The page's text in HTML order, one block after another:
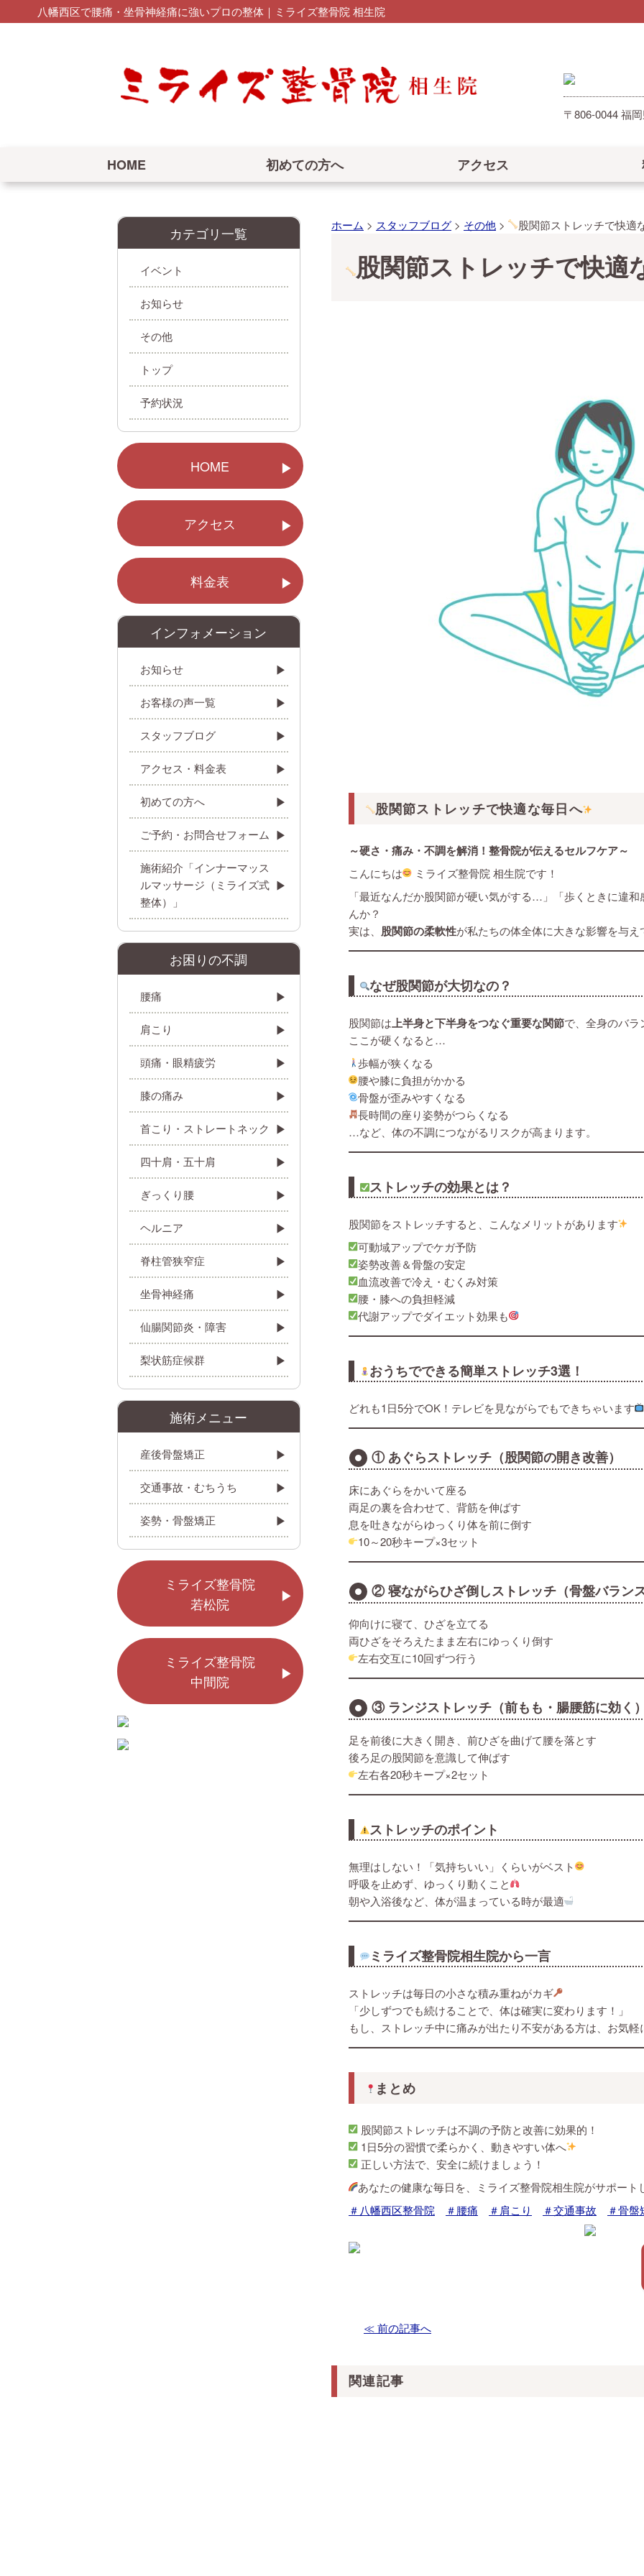
八幡西区で腰痛・坐骨神経痛に強いプロの整体｜ミライズ整骨院 相生院
〒806-0044 福
HOME 初めての方へ アクセス
ホーム > スタッフブログ > その他 > 股関節ストレッチで快適
股関節ストレッチで快適
股関節ストレッチで快適な毎日へ
～硬さ・痛み・不調を解消！整骨院が伝えるセルフケア～
こんにちは
ミライズ整骨院 相生院です！
「最近なんだか股関節が硬い気がする…」「歩くときに違
んか？
実は、 股関節の柔軟性が私たちの体全体に大きな影響を与
なぜ股関節が大切なの？
股関節は上半身と下半身をつなぐ重要な関節で、全身のバ
ここが硬くなると…
歩幅が狭くなる
腰や膝に負担がかかる
骨盤が歪みやすくなる
長時間の座り姿勢がつらくなる
…など、体の不調につながるリスクが高まります。
ストレッチの効果とは？
股関節をストレッチすると、こんなメリットがあります
可動域アップでケガ予防
姿勢改善＆骨盤の安定
血流改善で冷え・むくみ対策
腰・膝への負担軽減
代謝アップでダイエット効果も
おうちでできる簡単ストレッチ3選！
どれも1日5分でOK！テレビを見ながらでもできちゃいます
① あぐらストレッチ（股関節の開き改善）
床にあぐらをかいて座る
両足の裏を合わせて、背筋を伸ばす
息を吐きながらゆっくり体を前に倒す
10～20秒キープ×3セット
② 寝ながらひざ倒しストレッチ（骨盤バラン
仰向けに寝て、ひざを立てる
両ひざをそろえたまま左右にゆっくり倒す
左右交互に10回ずつ行う
③ ランジストレッチ（前もも・腸腰筋に効く
足を前後に大きく開き、前ひざを曲げて腰を落とす
後ろ足の股関節を意識して伸ばす
左右各20秒キープ×2セット
ストレッチのポイント
無理はしない！「気持ちいい」くらいがベスト
呼吸を止めず、ゆっくり動くこと
朝や入浴後など、体が温まっている時が最適
ミライズ整骨院相生院から一言
ストレッチは毎日の小さな積み重ねがカギ
「少しずつでも続けることで、体は確実に変わります！」
もし、ストレッチ中に痛みが出たり不安がある方は、お気
まとめ
股関節ストレッチは不調の予防と改善に効果的！
1日5分の習慣で柔らかく、動きやすい体へ
正しい方法で、安全に続けましょう！
あなたの健康な毎日を、ミライズ整骨院相生院がサポート
＃八幡西区整骨院
＃腰痛 ＃肩こり ＃交通事故 ＃骨盤
≪ 前の記事へ
関連記事
カテゴリ一覧
イベント
お知らせ
その他
トップ
予約状況
HOME
アクセス
料金表
インフォメーション
お知らせ
お客様の声一覧
スタッフブログ
アクセス・料金表
初めての方へ
ご予約・お問合せフォーム
施術紹介「インナーマッス
ルマッサージ（ミライズ式
整体）」
お困りの不調
腰痛
肩こり
頭痛・眼精疲労
膝の痛み
首こり・ストレートネック
四十肩・五十肩
ぎっくり腰
ヘルニア
脊柱管狭窄症
坐骨神経痛
仙腸関節炎・障害
梨状筋症候群
施術メニュー
産後骨盤矯正
交通事故・むちうち
姿勢・骨盤矯正
ミライズ整骨院
若松院
ミライズ整骨院
中間院